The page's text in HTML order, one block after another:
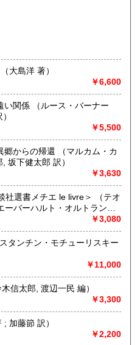
大分県 1,740円
1,740円
： T4810553294531
いる方で、現品をご確認され
ので、Eメール、電話にて遠
季休業8/9〜13)
学、美術、言語学の研究
版本・限定本・全集類を中心
。
合わせてお伺いします。
談、お問い合わせください。
工芸、国語国文、外国文
幸運の町 : 大島洋写真集 初版 （大島洋 著）
￥6,600
・バーナー
￥5,500
還 （マルカム・カ
坂下健太郎 訳）
￥3,630
書メチエ le livre＞ （テオ
バーハルト・オルトラント
￥3,080
￥11,000
ネール全集 限定版 （鈴木信太郎, 渡辺一民 編）
￥3,300
著 ; 加藤節 訳）
￥2,200